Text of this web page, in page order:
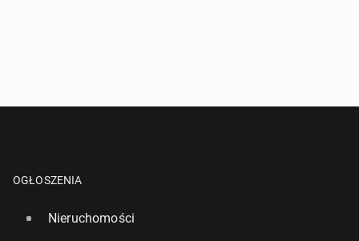
OGŁOSZENIA
Nieruchomości